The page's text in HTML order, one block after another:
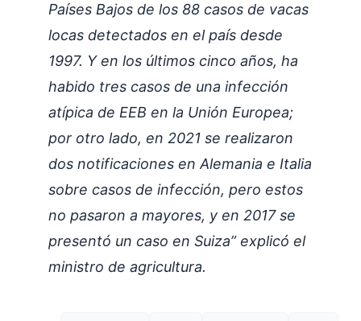
Países Bajos de los 88 casos de vacas
locas detectados en el país desde
1997. Y en los últimos cinco años, ha
habido tres casos de una infección
atípica de EEB en la Unión Europea;
por otro lado, en 2021 se realizaron
dos notificaciones en Alemania e Italia
sobre casos de infección, pero estos
no pasaron a mayores, y en 2017 se
presentó un caso en Suiza” explicó el
ministro de agricultura.